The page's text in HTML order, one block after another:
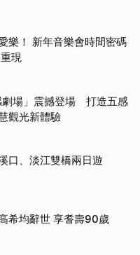
樂！ 新年音樂會時間密碼
現
劇場」震撼登場 打造五感
觀光新體驗
口、淡江雙橋兩日遊
希均辭世 享耆壽90歲